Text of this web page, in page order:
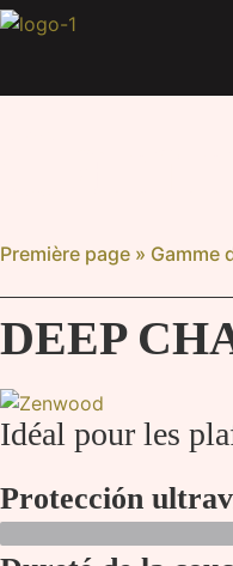
Aller
Première page » Gamme
DEEP
Idéal pour les
Protección